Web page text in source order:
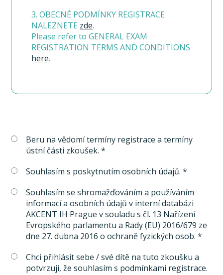
3. OBECNÉ PODMÍNKY REGISTRACE
NALEZNETE zde.
Please refer to GENERAL EXAM
REGISTRATION TERMS AND CONDITIONS
here.
Beru na vědomí termíny registrace a termíny
ústní části zkoušek. *
Souhlasím s poskytnutím osobních údajů. *
Souhlasím se shromažďováním a používáním
informací a osobních údajů v interní databázi
AKCENT IH Prague v souladu s čl. 13 Nařízení
Evropského parlamentu a Rady (EU) 2016/679 ze
dne 27. dubna 2016 o ochraně fyzických osob. *
Chci přihlásit sebe / své dítě na tuto zkoušku a
potvrzuji, že souhlasím s podmínkami registrace.